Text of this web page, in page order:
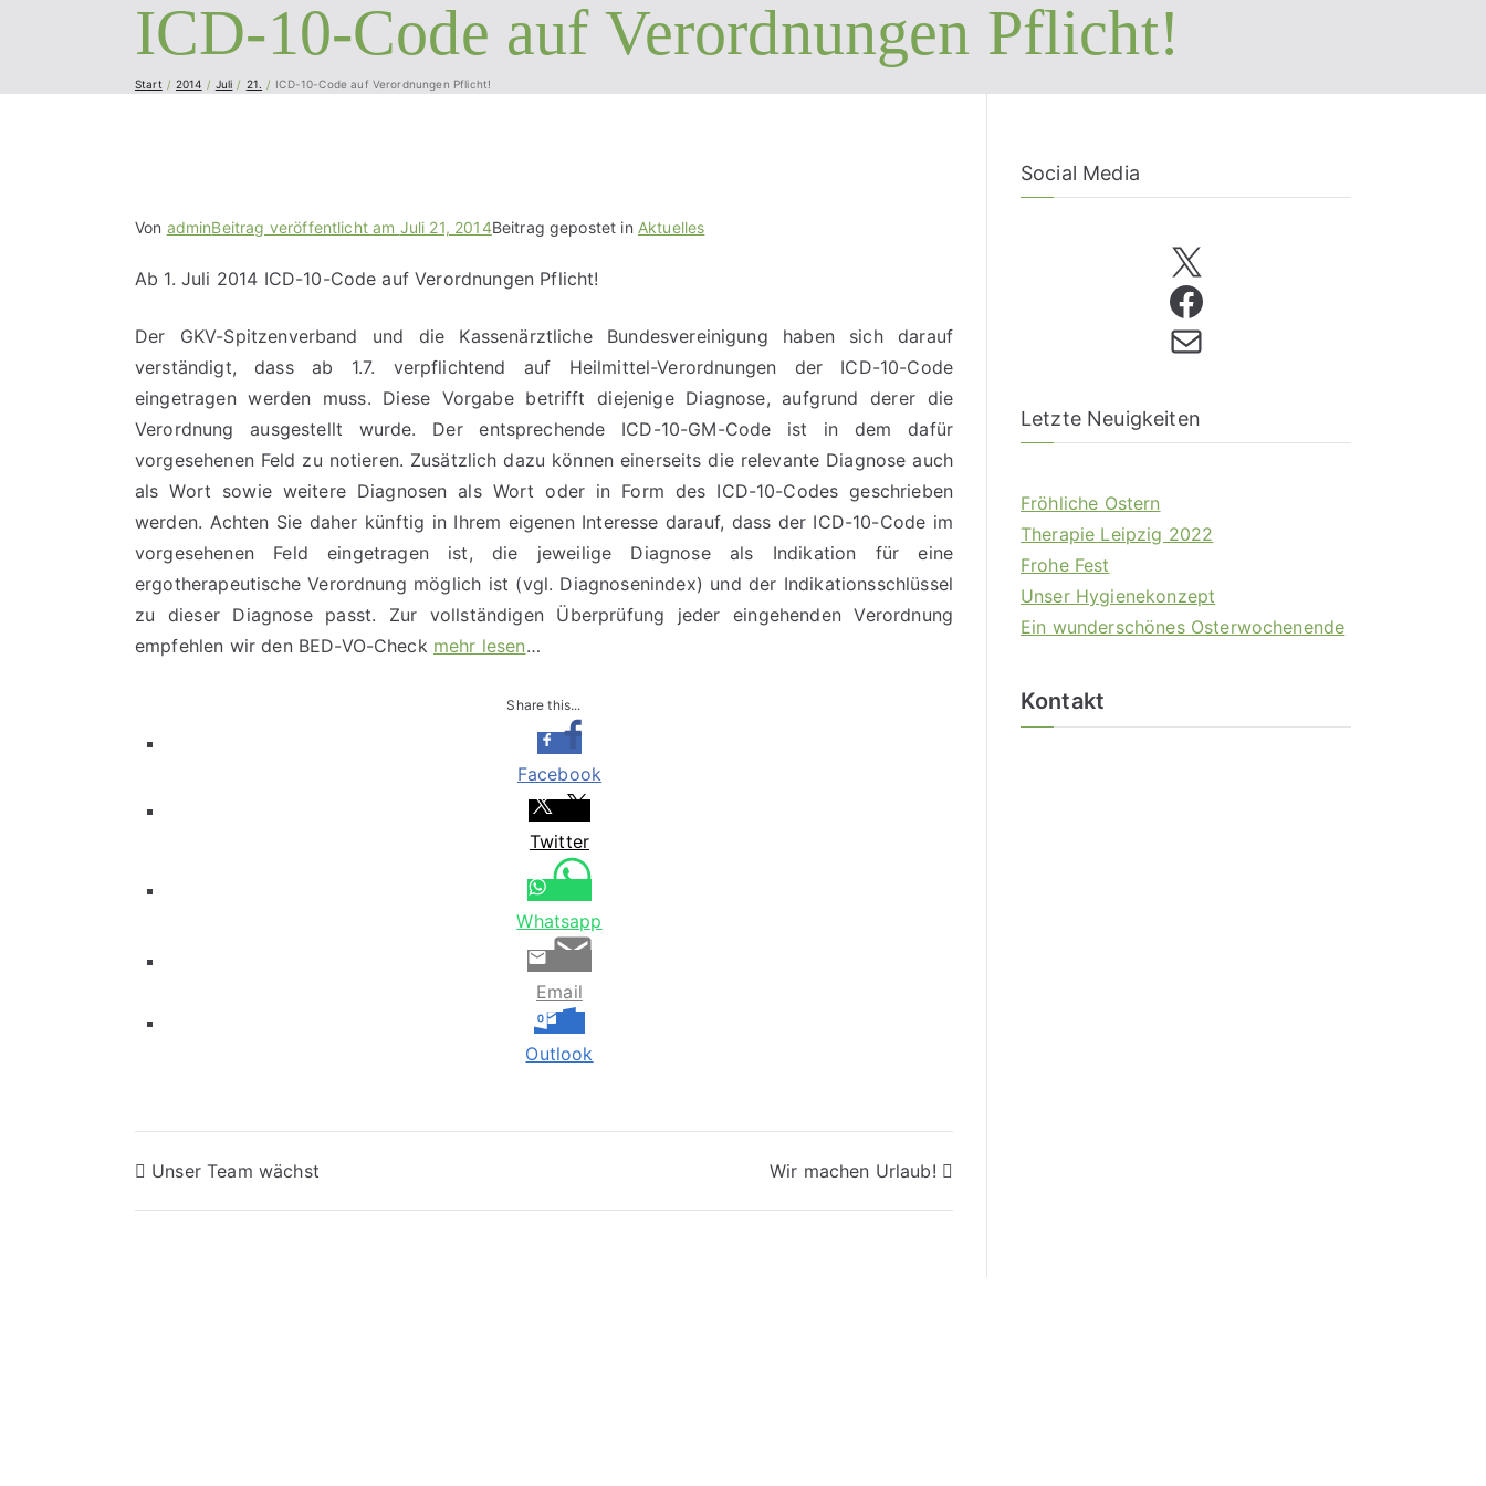
ICD-10-Code auf Verordnungen Pflicht!
Start 2014 Juli 21. ICD-10-Code auf Verordnungen Pflicht!
Von adminBeitrag veröffentlicht am Juli 21, 2014Beitrag gepostet in Aktuelles
Ab 1. Juli 2014 ICD-10-Code auf Verordnungen Pflicht!
Der GKV-Spitzenverband und die Kassenärztliche Bundesvereinigung haben sich darauf
verständigt, dass ab 1.7. verpflichtend auf Heilmittel-Verordnungen der ICD-10-Code
eingetragen werden muss. Diese Vorgabe betrifft diejenige Diagnose, aufgrund derer die
Verordnung ausgestellt wurde. Der entsprechende ICD-10-GM-Code ist in dem dafür
vorgesehenen Feld zu notieren. Zusätzlich dazu können einerseits die relevante Diagnose auch
als Wort sowie weitere Diagnosen als Wort oder in Form des ICD-10-Codes geschrieben
werden. Achten Sie daher künftig in Ihrem eigenen Interesse darauf, dass der ICD-10-Code im
vorgesehenen Feld eingetragen ist, die jeweilige Diagnose als Indikation für eine
ergotherapeutische Verordnung möglich ist (vgl. Diagnosenindex) und der Indikationsschlüssel
zu dieser Diagnose passt. Zur vollständigen Überprüfung jeder eingehenden Verordnung
empfehlen wir den BED-VO-Check mehr lesen…
Share this...
Facebook
Twitter
Whatsapp
Email
Outlook
Unser Team wächst Wir machen Urlaub!
Social Media
Letzte Neuigkeiten
Fröhliche Ostern
Therapie Leipzig 2022
Frohe Fest
Unser Hygienekonzept
Ein wunderschönes Osterwochenende
Kontakt